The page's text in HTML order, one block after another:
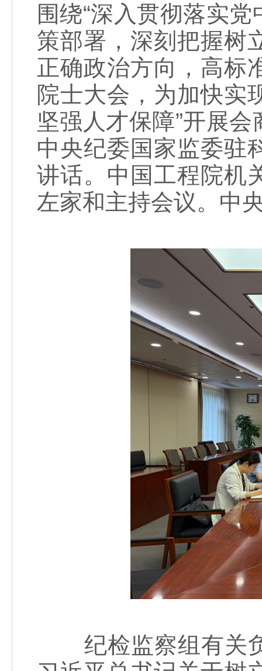
围绕“深入贯彻落实
策部署，深刻把握树
正确政治方向，高标
院士大会，为加快实
坚强人才保障”开展
中央纪委国家监委驻
讲话。中国工程院机
左家和主持会议。中
纪检监察组有关负